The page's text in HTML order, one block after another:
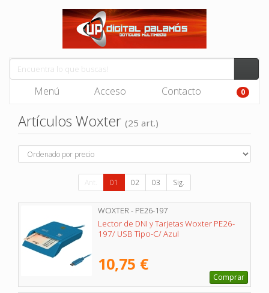
Menú Acceso Contacto 0
Artículos Woxter (25 art.)
Ant. 01 02 03 Sig.
WOXTER - PE26-197
Lector de DNI y Tarjetas Woxter PE26-
197/ USB Tipo-C/ Azul
10,75 €
Comprar